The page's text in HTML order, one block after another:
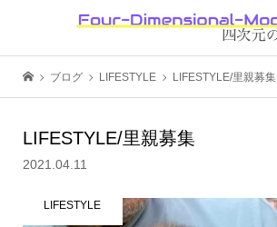
ブログ LIFESTYLE LIFESTYLE/里親募集
LIFESTYLE/里親募集
2021.04.11
LIFESTYLE